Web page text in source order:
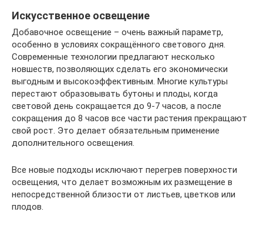
Искусственное освещение
Добавочное освещение – очень важный параметр,
особенно в условиях сокращённого светового дня.
Современные технологии предлагают несколько
новшеств, позволяющих сделать его экономически
выгодным и высокоэффективным. Многие культуры
перестают образовывать бутоны и плоды, когда
световой день сокращается до 9-7 часов, а после
сокращения до 8 часов все части растения прекращают
свой рост. Это делает обязательным применение
дополнительного освещения.
Все новые подходы исключают перегрев поверхности
освещения, что делает возможным их размещение в
непосредственной близости от листьев, цветков или
плодов.